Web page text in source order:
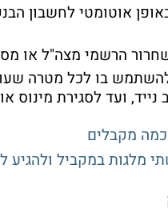
אוטומטי לחשבון
הרשמי מצה"ל או
בו לכל מטרה
ועד לסגירת מינוס
מלגות במקביל